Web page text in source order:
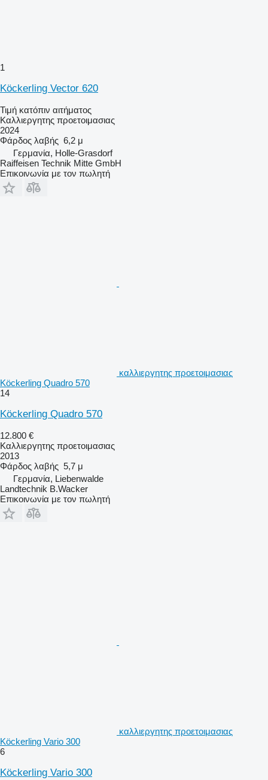
1
Köckerling Vector 620
Τιμή κατόπιν αιτήματος
Καλλιεργητης προετοιμασιας
2024
Φάρδος λαβής 6,2 μ
Γερμανία, Holle-Grasdorf
Raiffeisen Technik Mitte GmbH
Επικοινωνία με τον πωλητή
καλλιεργητης προετοιμασιας
Köckerling Quadro 570
14
Köckerling Quadro 570
12.800 €
Καλλιεργητης προετοιμασιας
2013
Φάρδος λαβής 5,7 μ
Γερμανία, Liebenwalde
Landtechnik B.Wacker
Επικοινωνία με τον πωλητή
καλλιεργητης προετοιμασιας
Köckerling Vario 300
6
Köckerling Vario 300